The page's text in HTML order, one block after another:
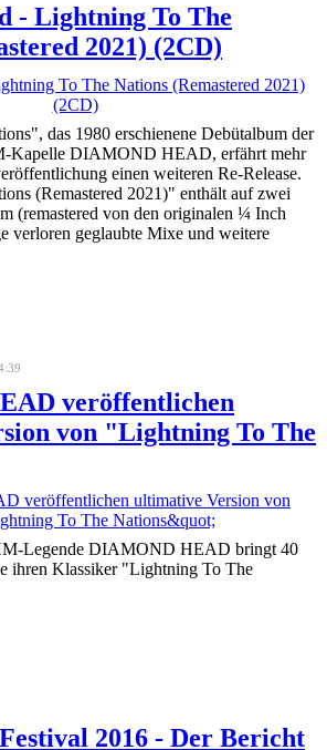
- Lightning To The
2021) (2CD)
das 1980 erschienene Debütalbum der
Kapelle DIAMOND HEAD, erfährt mehr
einen weiteren Re-Release.
(Remastered 2021)" enthält auf zwei
(remastered von den originalen ¼ Inch
verloren geglaubte Mixe und weitere
veröffentlichen
von "Lightning To The
Legende DIAMOND HEAD bringt 40
ihren Klassiker "Lightning To The
2016 - Der Bericht